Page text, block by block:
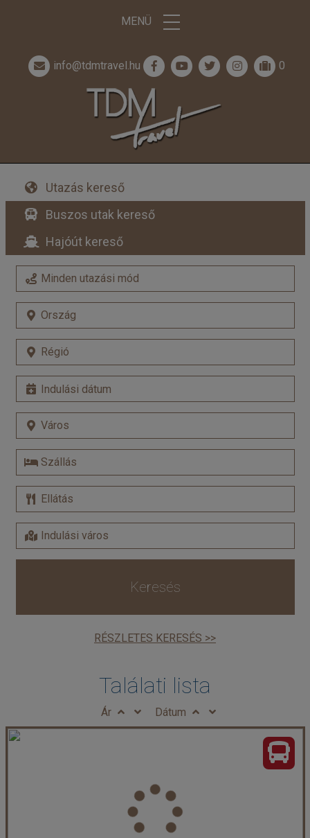
MENÜ
info@tdmtravel.hu 0
Utazás kereső
Buszos utak kereső
Hajóút kereső
Keresés
RÉSZLETES KERESÉS >>
Találati lista
Ár Dátum